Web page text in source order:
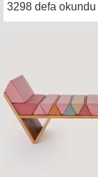
3298 defa okundu